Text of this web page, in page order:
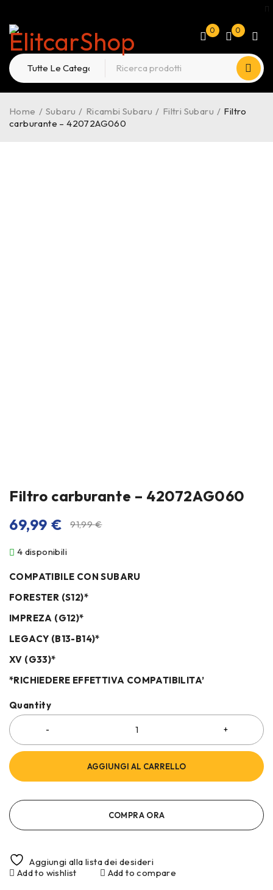
0 0
Home / Subaru / Ricambi Subaru / Filtri Subaru / Filtro
carburante – 42072AG060
Filtro carburante – 42072AG060
91,99€
69,99 €
4 disponibili
COMPATIBILE CON SUBARU
FORESTER (S12)*
IMPREZA (G12)*
LEGACY (B13-B14)*
XV (G33)*
*RICHIEDERE EFFETTIVA COMPATIBILITA’
Quantity
AGGIUNGI AL CARRELLO
COMPRA ORA
Aggiungi alla lista dei desideri
Add to wishlist
Add to compare